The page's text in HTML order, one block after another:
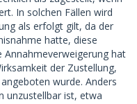
In solchen Fällen wird
als erfolgt gilt, da der
hatte, diese
hat
der Zustellung,
wurde. Anders
unzustellbar ist, etwa